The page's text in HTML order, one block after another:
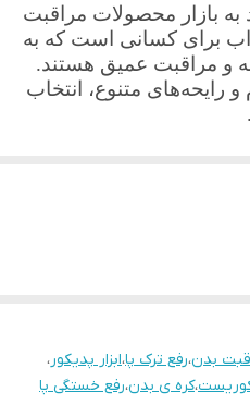
روزانه
آدامسی توت‌فرنگی،
و شرایطی که پوست
روغن‌های گیاهی
بازار محصولات مراقبت
برای کسانی است که به
و مراقبت عمیق هستند.
و رایحه‌های متنوع، انتخاب
بخشی از روتین مراقبت
کند.
بدن،رفع ترک پا،ابزار پدیکور،
،کره ی بدن،رفع خستگی پا